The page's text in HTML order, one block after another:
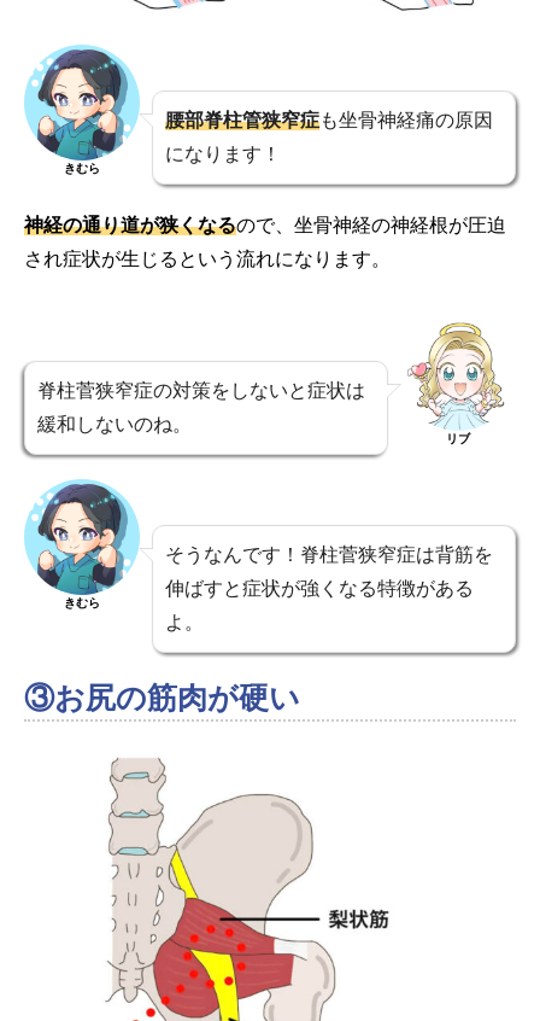
きむら
腰部脊柱管狭窄症も坐骨神経痛の原因
になります！
神経の通り道が狭くなるので、坐骨神経の神経根が圧迫
され症状が生じるという流れになります。
脊柱菅狭窄症の対策をしないと症状は
緩和しないのね。
リブ
きむら
そうなんです！脊柱菅狭窄症は背筋を
伸ばすと症状が強くなる特徴がある
よ。
③お尻の筋肉が硬い